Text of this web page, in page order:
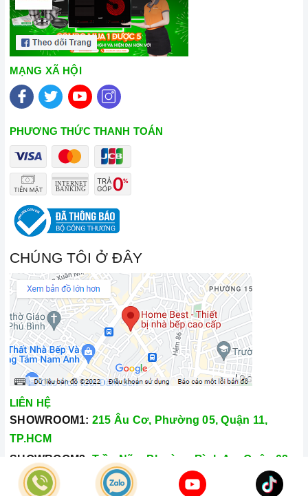
MẠNG XÃ HỘI
PHƯƠNG THỨC THANH TOÁN
CHÚNG TÔI Ở ĐÂY
LIÊN HỆ
SHOWROOM1: 215 Âu Cơ, Phường 05, Quận 11,
TP.HCM
SHOWROOM2:
Trần Não, Phường Bình An, Quận 02,
TP.HCM